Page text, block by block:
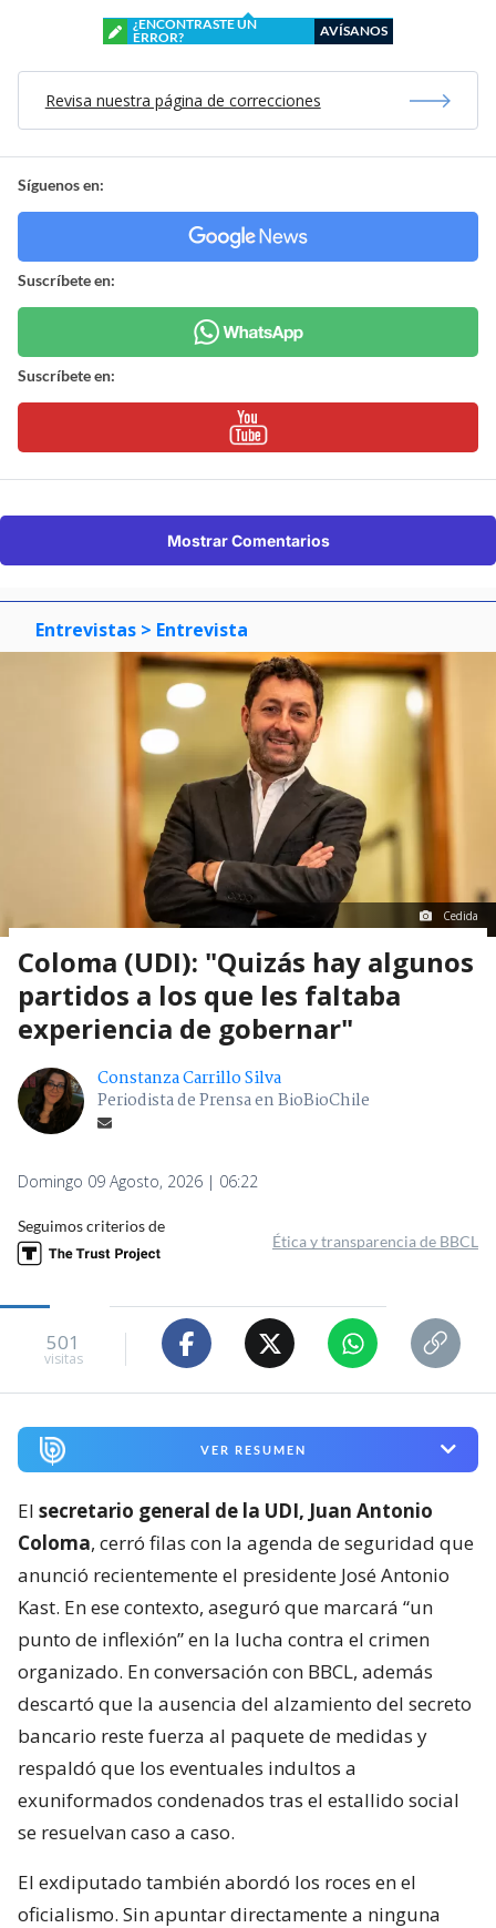
¿ENCONTRASTE UN
ERROR?
AVÍSANOS
Revisa nuestra página de correcciones
Síguenos en:
Suscríbete en:
Suscríbete en:
Mostrar Comentarios
Entrevistas > Entrevista
Cedida
Coloma (UDI): "Quizás hay algunos
partidos a los que les faltaba
experiencia de gobernar"
Constanza Carrillo Silva
Periodista de Prensa en BioBioChile
Domingo 09 Agosto, 2026 | 06:22
Seguimos criterios de
Ética y transparencia de BBCL
501
visitas
VER RESUMEN
El secretario general de la UDI, Juan Antonio
Coloma, cerró filas con la agenda de seguridad que
anunció recientemente el presidente José Antonio
Kast. En ese contexto, aseguró que marcará “un
punto de inflexión” en la lucha contra el crimen
organizado. En conversación con BBCL, además
descartó que la ausencia del alzamiento del secreto
bancario reste fuerza al paquete de medidas y
respaldó que los eventuales indultos a
exuniformados condenados tras el estallido social
se resuelvan caso a caso.
El exdiputado también abordó los roces en el
oficialismo. Sin apuntar directamente a ninguna